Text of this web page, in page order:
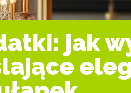
jak